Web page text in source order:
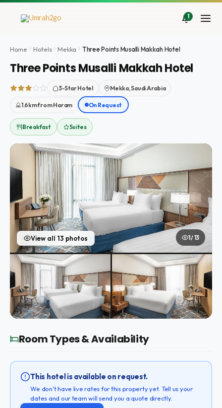
Doorgaan
1
Home Hotels Mekka Three Points Musalli Makkah Hotel
Three Points Musalli Makkah Hotel
3-Star Hotel Mekka, Saudi Arabia
1.6km from Haram On Request
Breakfast Suites
View all 13 photos 1 / 13
Room Types & Availability
This hotel is available on request.
We don't have live rates for this property yet. Tell us your
dates and our team will send you a quote directly.